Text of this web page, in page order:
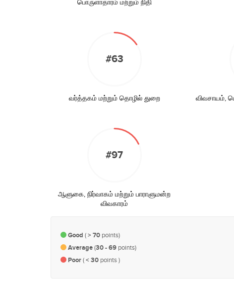
பொருளாதாரம் மற்றும் நிதி
#63
வர்த்தகம் மற்றும் தொழில் துறை
விவசாயம்,
#97
ஆளுகை, நிர்வாகம் மற்றும் பாராளுமன்ற
விவகாரம்
Good (> 70 points)
Average(30 - 69 points)
Poor(< 30 points )